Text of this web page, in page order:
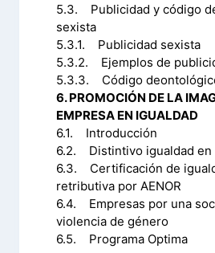
5.3. Publicidad y código
sexista
5.3.1. Publicidad sexista
5.3.2. Ejemplos de
5.3.3. Código
6. PROMOCIÓN DE LA
EMPRESA EN IGUALDAD
6.1. Introducción
6.2. Distintivo igualdad en
6.3. Certificación de
retributiva por AENOR
6.4. Empresas por una
violencia de género
6.5. Programa Optima